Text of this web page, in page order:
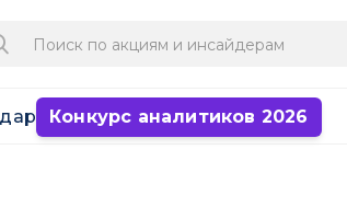
Конкурс аналитиков 2026